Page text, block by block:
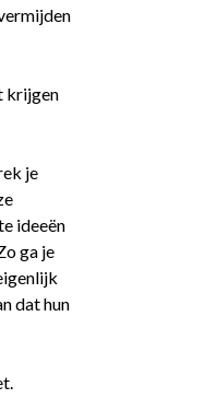
krijgen
je
ideeën
ga je
dat hun